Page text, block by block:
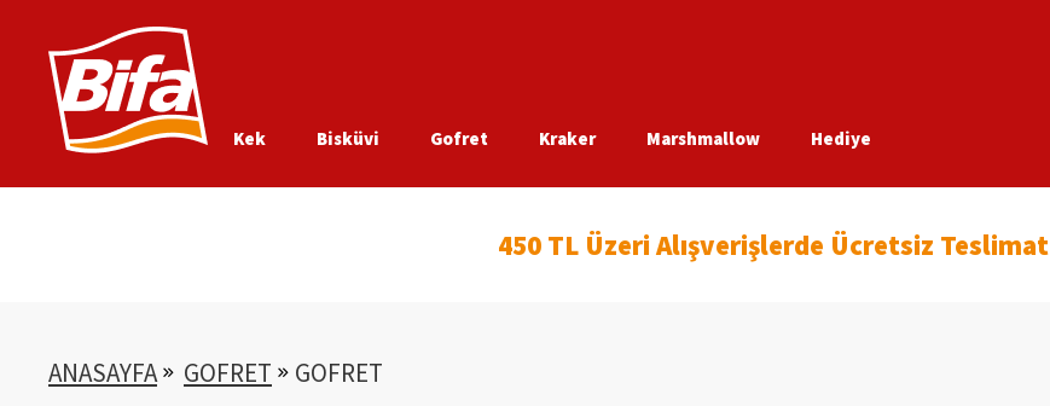
Kek Bisküvi Gofret Kraker Marshmallow Hediye
450 TL Üzeri Alışverişlerde Ücretsiz Teslimat
ANASAYFA GOFRET GOFRET